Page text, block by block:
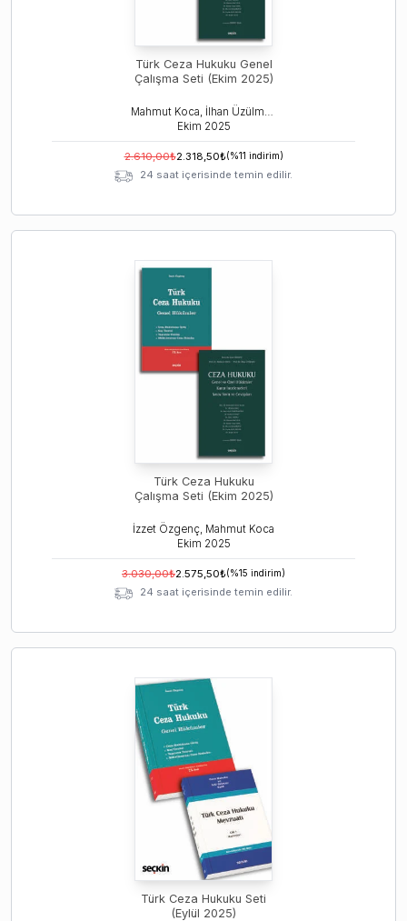
Türk Ceza Hukuku Genel
Çalışma Seti (Ekim 2025)
Mahmut Koca, İlhan Üzülmez, İzzet Özgenç
Ekim 2025
2.610,00₺2.318,50₺(%11 indirim)
24 saat içerisinde temin edilir.
Türk Ceza Hukuku
Çalışma Seti (Ekim 2025)
İzzet Özgenç, Mahmut Koca
Ekim 2025
3.030,00₺2.575,50₺(%15 indirim)
24 saat içerisinde temin edilir.
Türk Ceza Hukuku Seti
(Eylül 2025)